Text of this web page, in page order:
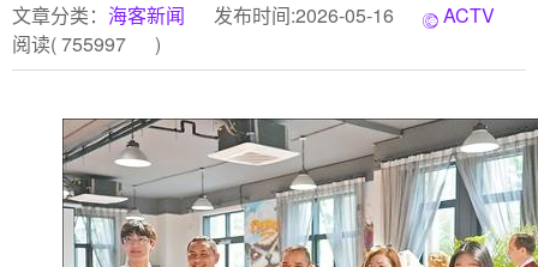
文章分类： 海客新闻 发布时间:2026-05-16
ACTV
阅读(755997 )